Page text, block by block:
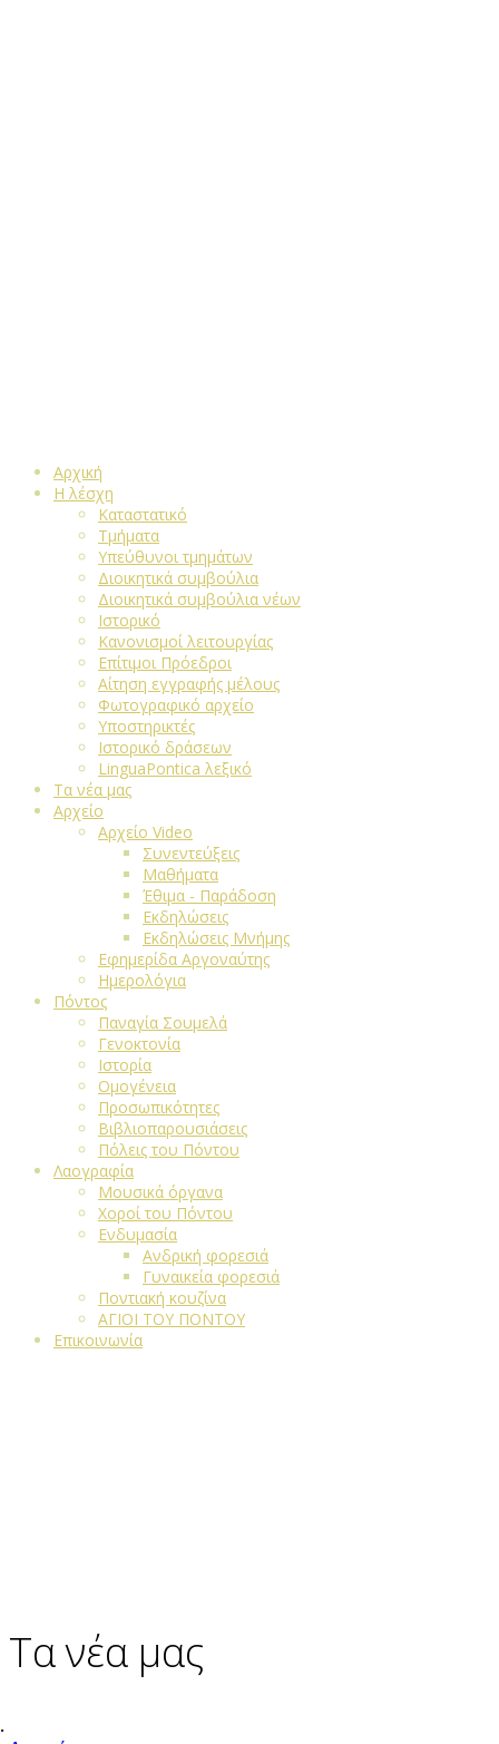
Αρχική
Η λέσχη
Καταστατικό
Τμήματα
Υπεύθυνοι τμημάτων
Διοικητικά συμβούλια
Διοικητικά συμβούλια νέων
Ιστορικό
Κανονισμοί λειτουργίας
Επίτιμοι Πρόεδροι
Αίτηση εγγραφής μέλους
Φωτογραφικό αρχείο
Υποστηρικτές
Ιστορικό δράσεων
LinguaPontica λεξικό
Τα νέα μας
Αρχείο
Αρχείο Video
Συνεντεύξεις
Μαθήματα
Έθιμα - Παράδοση
Εκδηλώσεις
Εκδηλώσεις Μνήμης
Εφημερίδα Αργοναύτης
Ημερολόγια
Πόντος
Παναγία Σουμελά
Γενοκτονία
Ιστορία
Ομογένεια
Προσωπικότητες
Βιβλιοπαρουσιάσεις
Πόλεις του Πόντου
Λαογραφία
Μουσικά όργανα
Χοροί του Πόντου
Ενδυμασία
Ανδρική φορεσιά
Γυναικεία φορεσιά
Ποντιακή κουζίνα
ΑΓΙΟΙ ΤΟΥ ΠΟΝΤΟΥ
Επικοινωνία
Τα νέα μας